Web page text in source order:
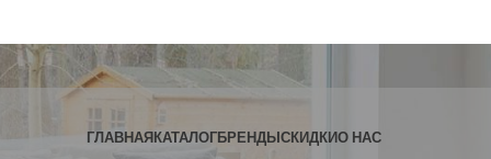
ГЛАВНАЯКАТАЛОГБРЕНДЫСКИДКИО НАС